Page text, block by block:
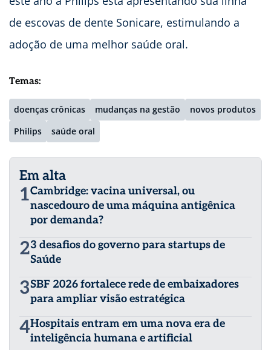
de escovas de dente Sonicare, estimulando a
adoção de uma melhor saúde oral.
Temas:
doenças crônicas mudanças na gestão
novos produtos
Philips
saúde oral
Em alta
1Cambridge: vacina universal, ou
nascedouro de uma máquina antigênica
por demanda?
23 desafios do governo para startups de
Saúde
3SBF 2026 fortalece rede de embaixadores
para ampliar visão estratégica
4Hospitais entram em uma nova era de
inteligência humana e artificial